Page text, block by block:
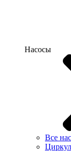
Насосы
Все